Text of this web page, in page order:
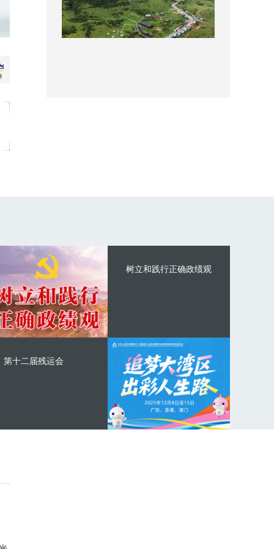
树立和践行正确政绩观
第十二届残运会